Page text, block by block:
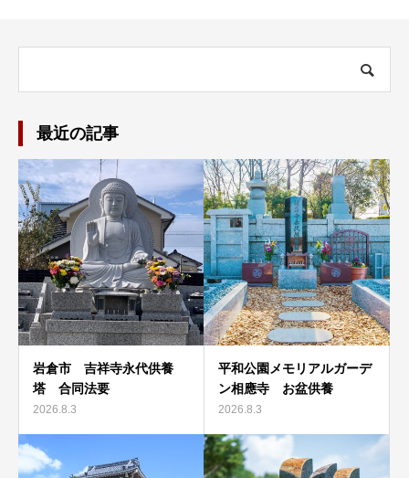
最近の記事
岩倉市 吉祥寺永代供養
塔 合同法要
2026.8.3
平和公園メモリアルガーデ
ン相應寺 お盆供養
2026.8.3